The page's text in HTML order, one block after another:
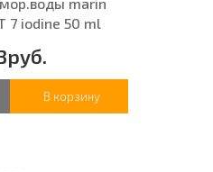
7 iodine 50 ml
В корзину